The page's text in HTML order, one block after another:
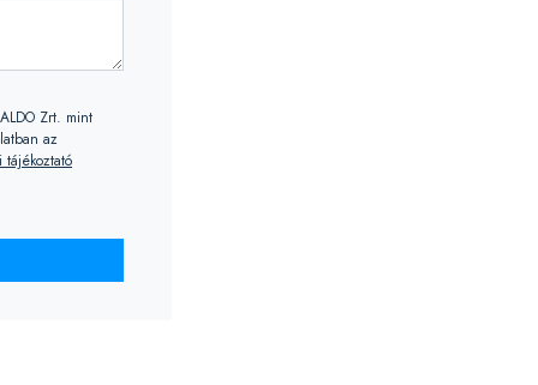
Zrt. mint
az
tájékoztató